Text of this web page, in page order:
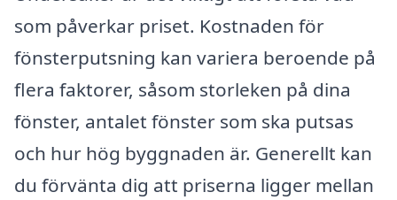
som påverkar priset. Kostnaden för
fönsterputsning kan variera beroende på
flera faktorer, såsom storleken på dina
fönster, antalet fönster som ska putsas
och hur hög byggnaden är. Generellt kan
du förvänta dig att priserna ligger mellan